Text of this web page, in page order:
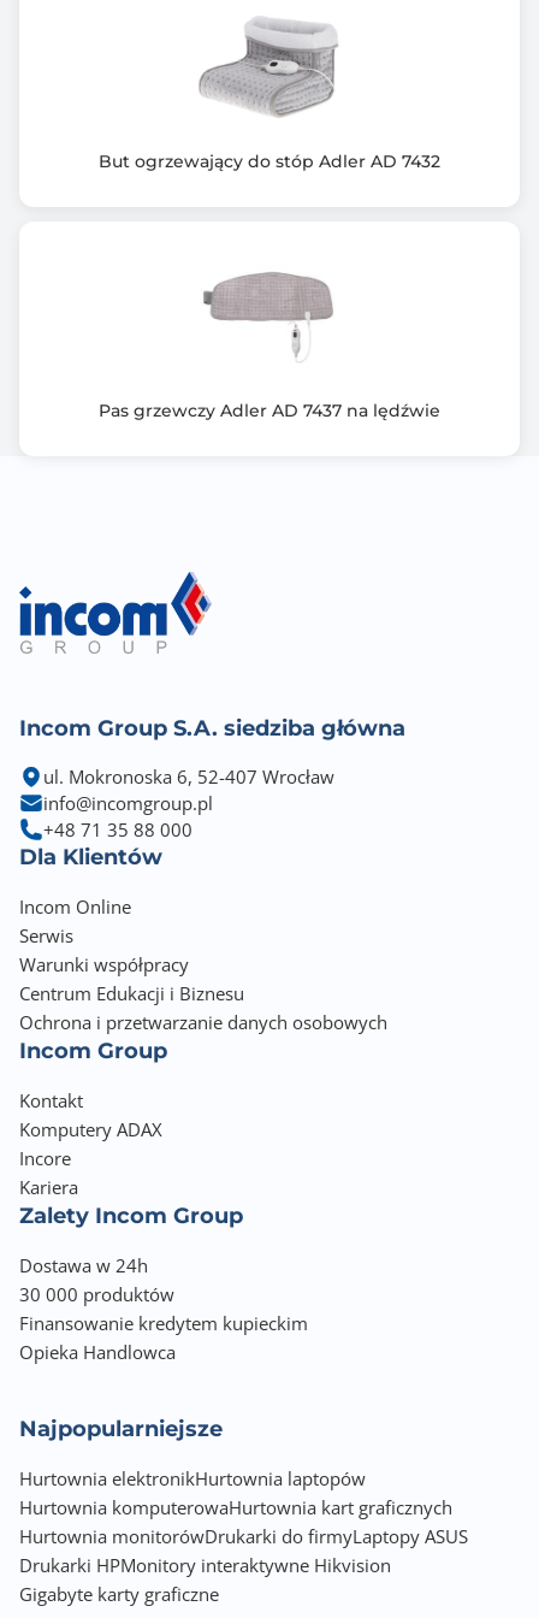
But ogrzewający do stóp Adler AD 7432
Pas grzewczy Adler AD 7437 na lędźwie
Incom Group S.A. siedziba główna
ul. Mokronoska 6, 52-407 Wrocław
info@incomgroup.pl
+48 71 35 88 000
Dla Klientów
Incom Online
Serwis
Warunki współpracy
Centrum Edukacji i Biznesu
Ochrona i przetwarzanie danych osobowych
Incom Group
Kontakt
Komputery ADAX
Incore
Kariera
Zalety Incom Group
Dostawa w 24h
30 000 produktów
Finansowanie kredytem kupieckim
Opieka Handlowca
Najpopularniejsze
Hurtownia elektronikHurtownia laptopów
Hurtownia komputerowaHurtownia kart graficznych
Hurtownia monitorówDrukarki do firmyLaptopy ASUS
Drukarki HPMonitory interaktywne Hikvision
Gigabyte karty graficzne